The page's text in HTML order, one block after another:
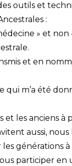
outils et
:
» et
et en
qui m’a été
et les anciens à
aussi,
générations à
participer en